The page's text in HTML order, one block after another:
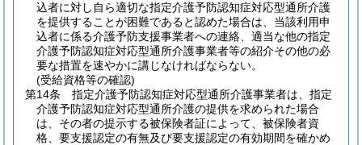
込者に対し自ら適切な指定介護予防認知症対応型通所介護
を提供することが困難であると認めた場合は、当該利用申
込者に係る介護予防支援事業者への連絡、適当な他の指定
介護予防認知症対応型通所介護事業者等の紹介その他の必
要な措置を速やかに講じなければならない。
(受給資格等の確認)
第14条
指定介護予防認知症対応型通所介護事業者は、指定
介護予防認知症対応型通所介護の提供を求められた場合
は、その者の提示する被保険者証によって、被保険者資
格、要支援認定の有無及び要支援認定の有効期間を確かめ